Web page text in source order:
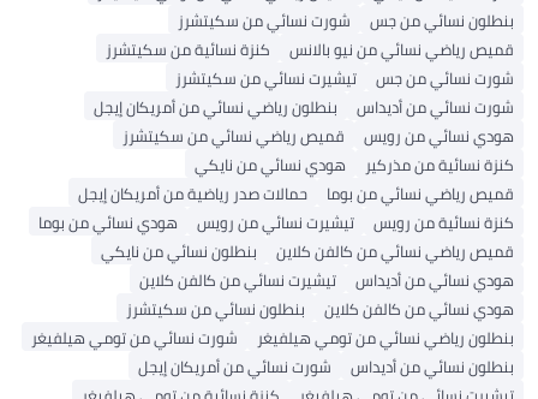
بنطلون نسائي من جس
شورت نسائي من سكيتشرز
قميص رياضي نسائي من نيو بالانس
كنزة نسائية من سكيتشرز
شورت نسائي من جس
تيشيرت نسائي من سكيتشرز
شورت نسائي من أديداس
بنطلون رياضي نسائي من أمريكان إيجل
هودي نسائي من رويس
قميص رياضي نسائي من سكيتشرز
كنزة نسائية من مذركير
هودي نسائي من نايكي
قميص رياضي نسائي من بوما
حمالات صدر رياضية من أمريكان إيجل
كنزة نسائية من رويس
تيشيرت نسائي من رويس
هودي نسائي من بوما
قميص رياضي نسائي من كالفن كلاين
بنطلون نسائي من نايكي
هودي نسائي من أديداس
تيشيرت نسائي من كالفن كلاين
هودي نسائي من كالفن كلاين
بنطلون نسائي من سكيتشرز
بنطلون رياضي نسائي من تومي هيلفيغر
شورت نسائي من تومي هيلفيغر
بنطلون نسائي من أديداس
شورت نسائي من أمريكان إيجل